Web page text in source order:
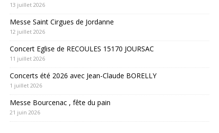
13 juillet 2026
Messe Saint Cirgues de Jordanne
12 juillet 2026
Concert Eglise de RECOULES 15170 JOURSAC
11 juillet 2026
Concerts été 2026 avec Jean-Claude BORELLY
1 juillet 2026
Messe Bourcenac , fête du pain
21 juin 2026